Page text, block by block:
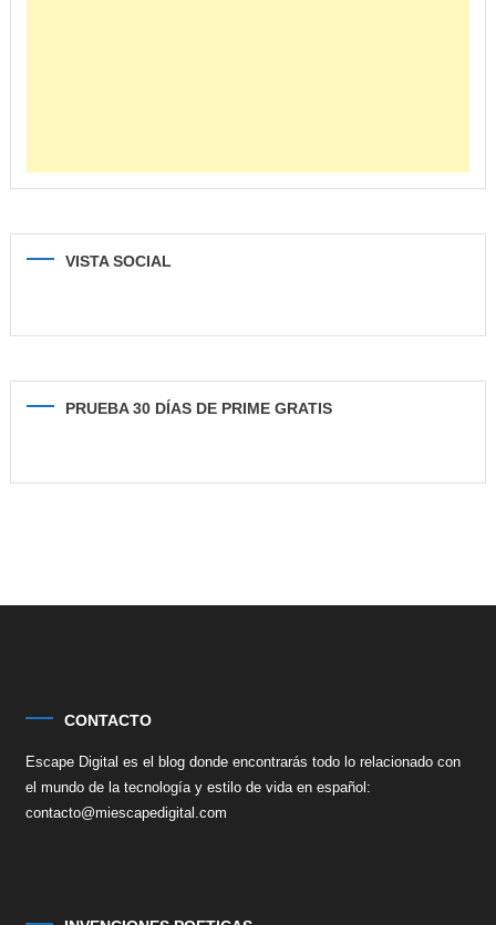
VISTA SOCIAL
PRUEBA 30 DÍAS DE PRIME GRATIS
CONTACTO
Escape Digital es el blog donde encontrarás todo lo relacionado con
el mundo de la tecnología y estilo de vida en español:
contacto@miescapedigital.com